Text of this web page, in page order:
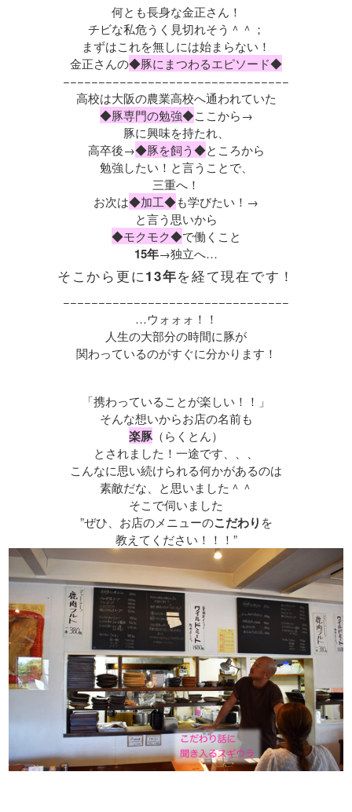
何とも長身な金正さん！
チビな私危うく見切れそう＾＾；
まずはこれを無しには始まらない！
金正さんの◆豚にまつわるエピソード◆
−−−−−−−−−−−−−−−−−−−−−−−−−−−−−−−−
高校は大阪の農業高校へ通われていた
◆豚専門の勉強◆ここから→
豚に興味を持たれ、
高卒後→◆豚を飼う◆ところから
勉強したい！と言うことで、
三重へ！
お次は◆加工◆も学びたい！→
と言う思いから
◆モクモク◆で働くこと
15年→独立へ…
そこから更に13年を経て現在です！
−−−−−−−−−−−−−−−−−−−−−−−−−−−−−−−−
…ウォォォ！！
人生の大部分の時間に豚が
関わっているのがすぐに分かります！
「携わっていることが楽しい！！」
そんな想いからお店の名前も
楽豚（らくとん）
とされました！一途です、、、
こんなに思い続けられる何かがあるのは
素敵だな、と思いました＾＾
そこで伺いました
”ぜひ、お店のメニューのこだわり を
教えてください！！！ ”